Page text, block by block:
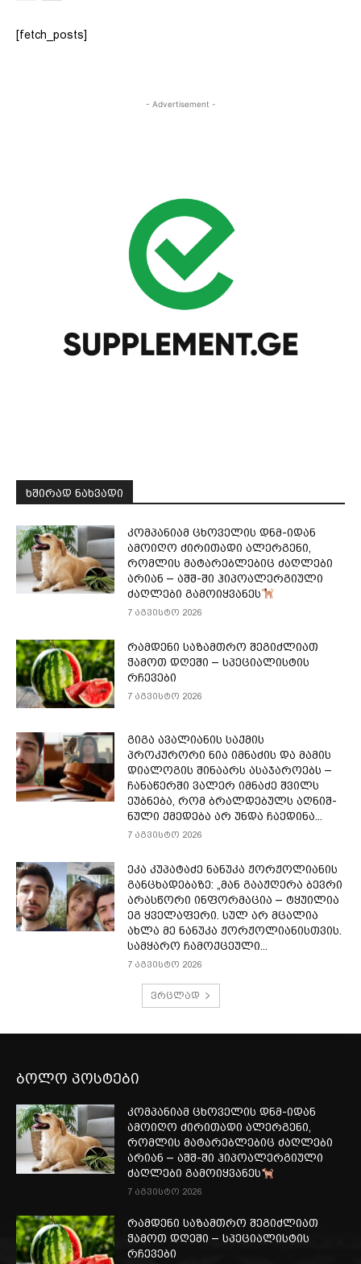
[fetch_posts]
- Advertisement -
ᲮᲨᲘᲠᲐᲓ ᲜᲐᲮᲕᲐᲓᲘ
კომპანიამ ცხოველის დნმ-იდან
ამოიღო ძირითადი ალერგენი,
რომლის მატარებლებიც ძაღლები
არიან – აშშ-ში ჰიპოალერგიული
ძაღლები გამოიყვანეს
7 აგვისტო 2026
რამდენი საზამთრო შეგიძლიათ
ჭამოთ დღეში – სპეციალისტის
რჩევები
7 აგვისტო 2026
გიგა ავალიანის საქმის
პროკურორი ნია იმნაძის და მამის
დიალოგის შინაარს ასაჯაროებს –
ჩა­ნა­წერ­ში ვა­ლერ იმ­ნა­ძე შვილს
ეუბ­ნე­ბა, რომ ბრალ­დე­ბულს აღ­ნიშ­
ნუ­ლი ქმე­დე­ბა არ უნდა ჩა­ე­დი­ნა...
7 აგვისტო 2026
ეკა კუპატაძე ნანუკა ჟორჟოლიანის
განცხადებაზე: „მან გააჟღერა ბევრი
არასწორი ინფორმაცია – ტყუილია
ეგ ყველაფერი. სულ არ მცალია
ახლა მე ნანუკა ჟორჟოლიანისთვის.
სამყარო ჩამოქცეული...
7 აგვისტო 2026
ვრცლად
ბოლო პოსტები
კომპანიამ ცხოველის დნმ-იდან
ამოიღო ძირითადი ალერგენი,
რომლის მატარებლებიც ძაღლები
არიან – აშშ-ში ჰიპოალერგიული
ძაღლები გამოიყვანეს
7 აგვისტო 2026
რამდენი საზამთრო შეგიძლიათ
ჭამოთ დღეში – სპეციალისტის
რჩევები